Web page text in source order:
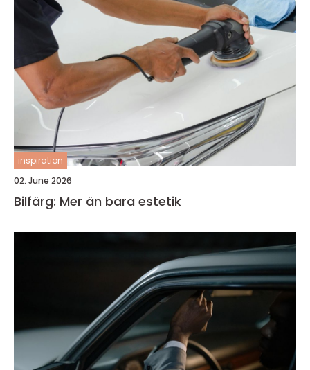
inspiration
02. June 2026
Bilfärg: Mer än bara estetik